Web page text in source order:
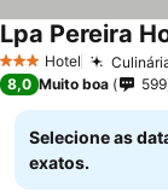
3 EstrelasHotel
Lpa Pereira
8,0 Muito boa 599
Selecione as
exatos.